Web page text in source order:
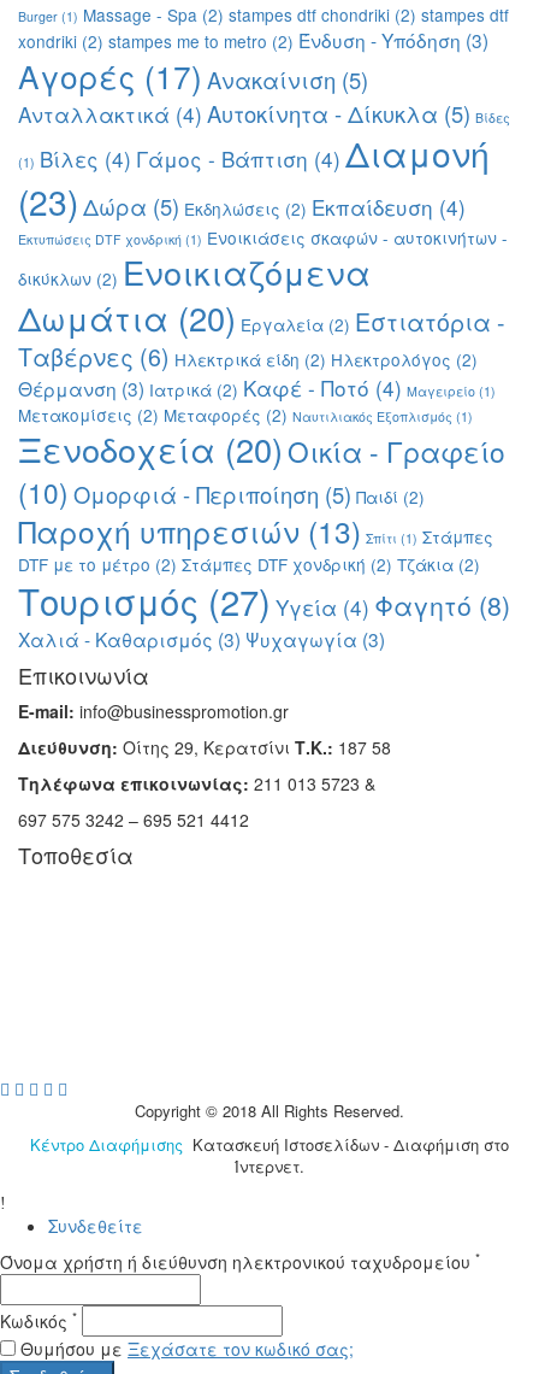
Burger (1) Massage - Spa (2) stampes dtf chondriki (2) stampes dtf
xondriki (2) stampes me to metro (2) Ένδυση - Υπόδηση (3)
Αγορές (17) Ανακαίνιση (5)
Ανταλλακτικά (4) Αυτοκίνητα - Δίκυκλα (5) Βίδες
(1) Βίλες (4) Γάμος - Βάπτιση (4) Διαμονή
(23)Δώρα (5) Εκδηλώσεις (2) Εκπαίδευση (4)
Εκτυπώσεις DTF χονδρική (1) Ενοικιάσεις σκαφών - αυτοκινήτων -
δικύκλων (2) Ενοικιαζόμενα
Δωμάτια (20) Εργαλεία (2) Εστιατόρια -
Ταβέρνες (6) Ηλεκτρικά είδη (2) Ηλεκτρολόγος (2)
Θέρμανση (3) Ιατρικά (2) Καφέ - Ποτό (4) Μαγειρείο (1)
Μετακομίσεις (2) Μεταφορές (2) Ναυτιλιακός Εξοπλισμός (1)
Ξενοδοχεία (20)Οικία - Γραφείο
(10) Ομορφιά - Περιποίηση (5) Παιδί (2)
Παροχή υπηρεσιών (13) Σπίτι (1) Στάμπες
DTF με το μέτρο (2) Στάμπες DTF χονδρική (2) Τζάκια (2)
Τουρισμός (27) Υγεία (4) Φαγητό (8)
Χαλιά - Καθαρισμός (3) Ψυχαγωγία (3)
Επικοινωνία
E-mail: info@businesspromotion.gr
Διεύθυνση: Οίτης 29, Κερατσίνι Τ.Κ.: 187 58
Τηλέφωνα επικοινωνίας: 211 013 5723 &
697 575 3242 – 695 521 4412
Τοποθεσία
Copyright © 2018 All Rights Reserved.
Κέντρο Διαφήμισης Κατασκευή Ιστοσελίδων - Διαφήμιση στο
Ίντερνετ.
Συνδεθείτε
Όνομα χρήστη ή διεύθυνση ηλεκτρονικού ταχυδρομείου *
Κωδικός *
Θυμήσου με Ξεχάσατε τον κωδικό σας;